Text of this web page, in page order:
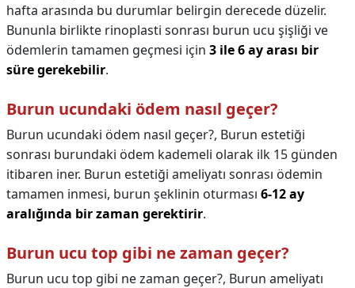
hafta arasında bu durumlar belirgin derecede düzelir.
Bununla birlikte rinoplasti sonrası burun ucu şişliği ve
ödemlerin tamamen geçmesi için 3 ile 6 ay arası bir
süre gerekebilir.
Burun ucundaki ödem nasıl geçer?
Burun ucundaki ödem nasıl geçer?, Burun estetiği
sonrası burundaki ödem kademeli olarak ilk 15 günden
itibaren iner. Burun estetiği ameliyatı sonrası ödemin
tamamen inmesi, burun şeklinin oturması 6-12 ay
aralığında bir zaman gerektirir.
Burun ucu top gibi ne zaman geçer?
Burun ucu top gibi ne zaman geçer?, Burun ameliyatı